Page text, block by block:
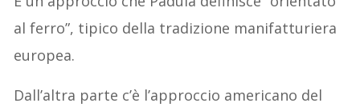
al ferro”, tipico della tradizione manifatturiera
europea.
Dall’altra parte c’è l’approccio americano del